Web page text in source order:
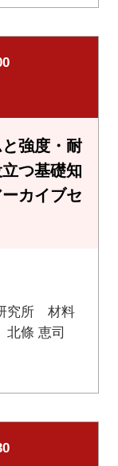
強度・耐
つ基礎知
カイブセ
究所 材料
北條 恵司